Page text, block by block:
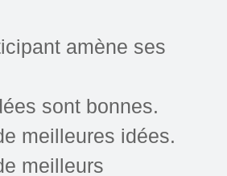
amène ses
sont bonnes.
meilleures idées.
meilleurs